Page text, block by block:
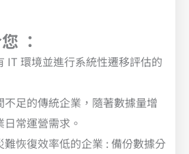
：
IT 環境並進行系統性遷移評估的
足的傳統企業，隨著數據量增
常運營需求。
恢復效率低的企業 : 備份數據分